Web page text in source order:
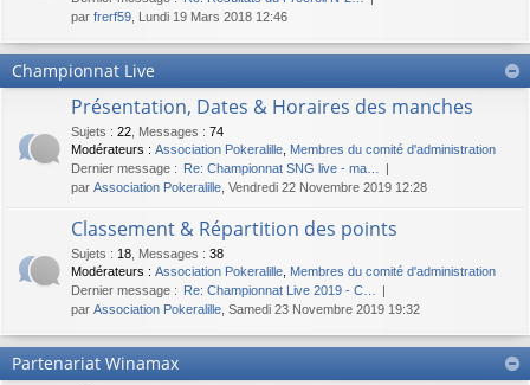
par frerf59 , Lundi 19 Mars 2018 12:46
Championnat Live
Présentation, Dates & Horaires des manches
Sujets : 22 Messages : 74
Modérateurs : Association Pokeralille Membres du comité d'administration
Dernier message : Re: Championnat SNG live - ma…
par Association Pokeralille , Vendredi 22 Novembre 2019 12:28
Classement & Répartition des points
Sujets : 18 Messages : 38
Modérateurs : Association Pokeralille Membres du comité d'administration
Dernier message : Re: Championnat Live 2019 - C…
par Association Pokeralille , Samedi 23 Novembre 2019 19:32
Partenariat Winamax